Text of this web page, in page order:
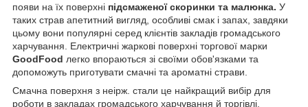
появи на їх поверхні підсмаженої скоринки та малюнка. У
таких страв апетитний вигляд, особливі смак і запах, завдяки
цьому вони популярні серед клієнтів закладів громадського
харчування. Електричні жаркові поверхні торгової марки
GoodFood легко впораються зі своїми обов'язками та
допоможуть приготувати смачні та ароматні страви.
Смачна поверхня з неірж. стали це найкращий вибір для
роботи в закладах громадського харчування й торгівлі.